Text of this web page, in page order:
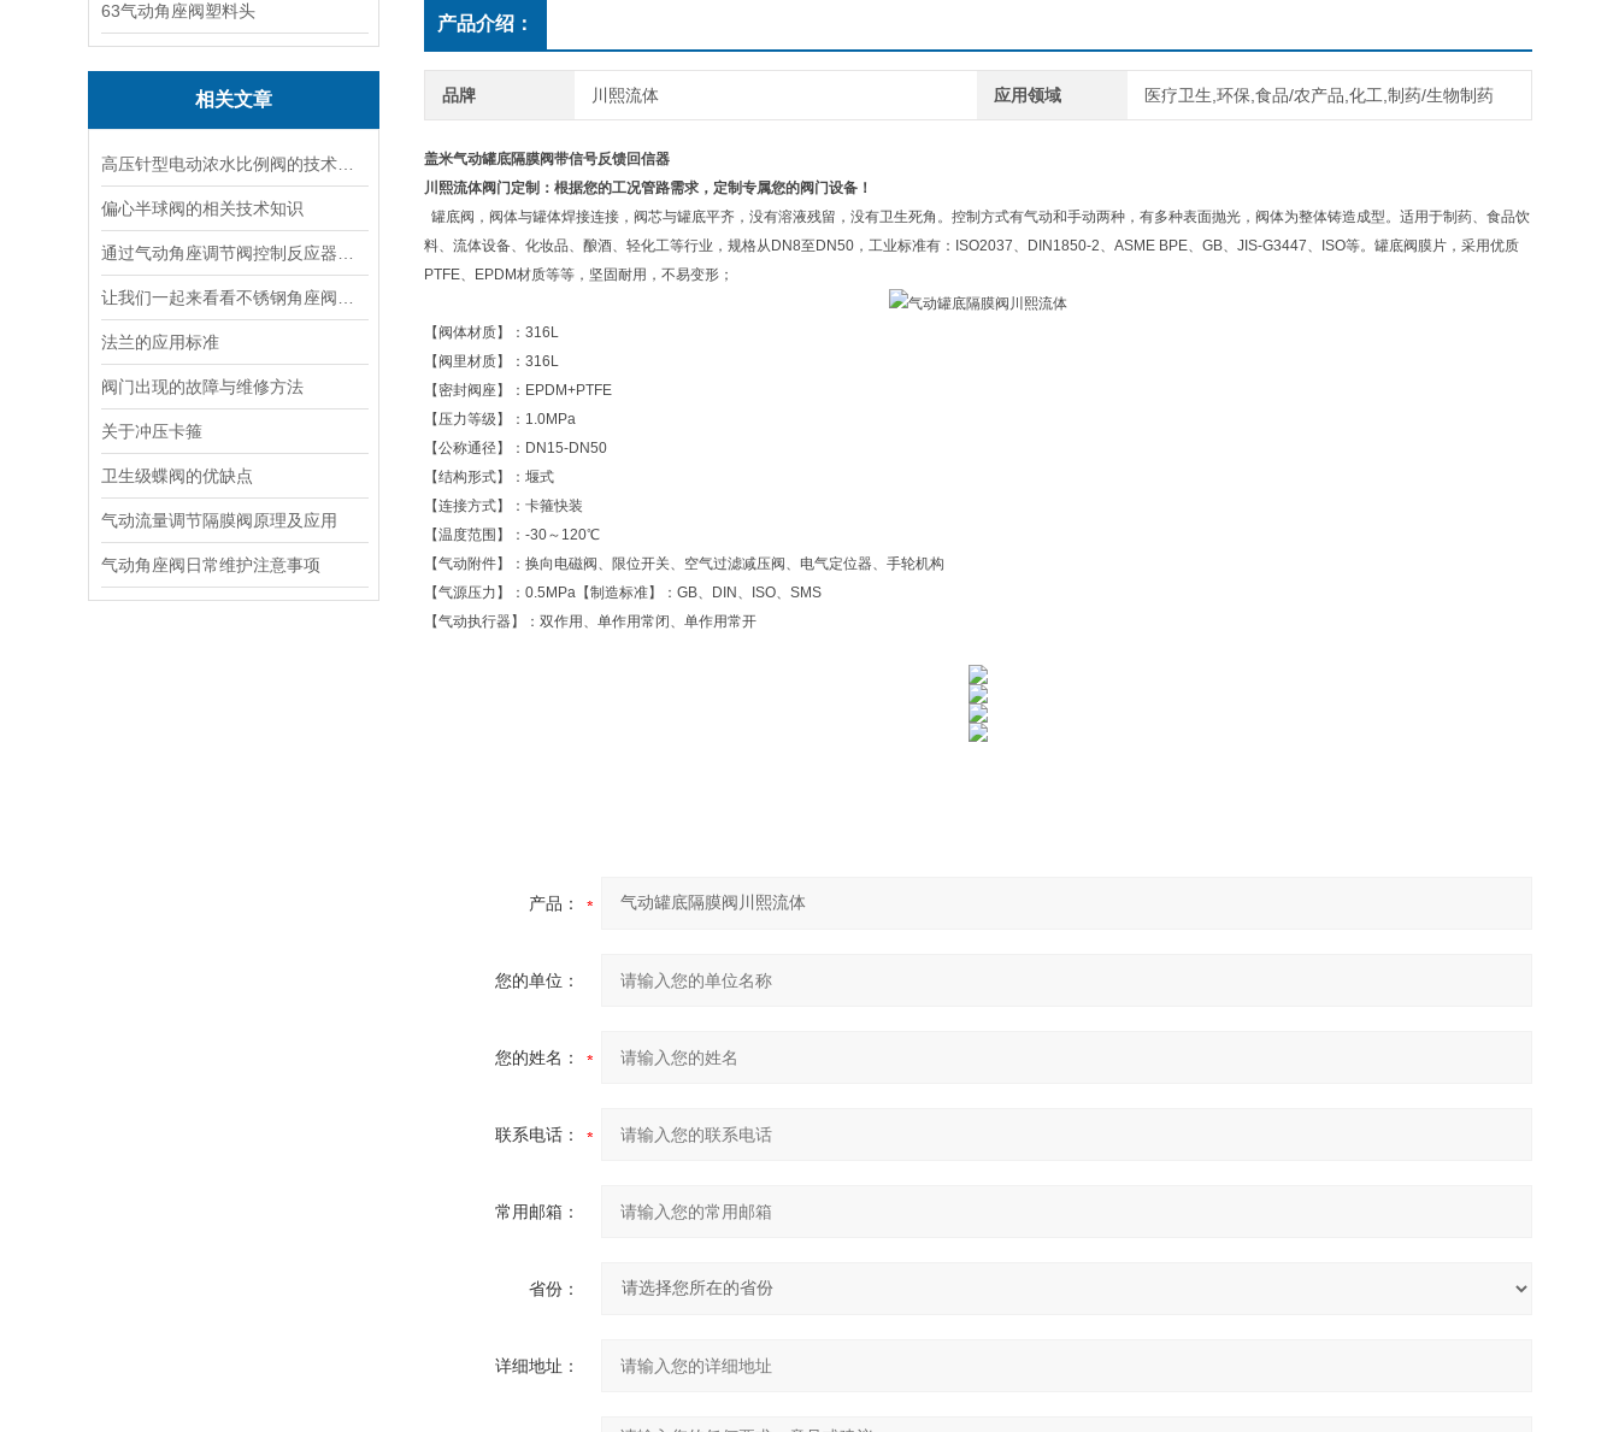
63气动角座阀塑料头
相关文章
偏心半球阀的相关技术知识
法兰的应用标准
阀门出现的故障与维修方法
关于冲压卡箍
卫生级蝶阀的优缺点
气动流量调节隔膜阀原理及应用
气动角座阀日常维护注意事项
产品介绍：
品牌 川熙流体 应用领域 医疗卫生,环保,食品/农产品,化工,制药/生物制药
盖米气动罐底隔膜阀带信号反馈回信器
川熙流体阀门定制：根据您的工况管路需求，定制专属您的阀门设备！
罐底阀，阀体与罐体焊接连接，阀芯与罐底平齐，没有溶液残留，没有卫生死角。控制方式有气动和手动两种，有多种表面抛光，阀体为整体铸造成型。适用于制药、食品饮
料、流体设备、化妆品、酿酒、轻化工等行业，规格从DN8至DN50，工业标准有：ISO2037、DIN1850-2、ASME BPE、GB、JIS-G3447、ISO等。罐底阀膜片，采用优质
PTFE、EPDM材质等等，坚固耐用，不易变形；
【阀体材质】：316L
【阀里材质】：316L
【密封阀座】：EPDM+PTFE
【压力等级】：1.0MPa
【公称通径】：DN15-DN50
【结构形式】：堰式
【连接方式】：卡箍快装
【温度范围】：-30～120℃
【气动附件】：换向电磁阀、限位开关、空气过滤减压阀、电气定位器、手轮机构
【气源压力】：0.5MPa【制造标准】：GB、DIN、ISO、SMS
【气动执行器】：双作用、单作用常闭、单作用常开
产品：
您的单位：
您的姓名：
联系电话：
常用邮箱：
省份：
详细地址：